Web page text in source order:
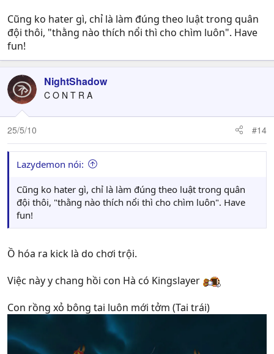
Cũng ko hater gì, chỉ là làm đúng theo luật trong quân
đội thôi, "thằng nào thích nổi thì cho chìm luôn". Have
fun!
NightShadow
C O N T R A
25/5/10 #14
Lazydemon nói:
Cũng ko hater gì, chỉ là làm đúng theo luật trong quân
đội thôi, "thằng nào thích nổi thì cho chìm luôn". Have
fun!
Ồ hóa ra kick là do chơi trội.
Việc này y chang hồi con Hà có Kingslayer
Con rồng xỏ bông tai luôn mới tởm (Tai trái)